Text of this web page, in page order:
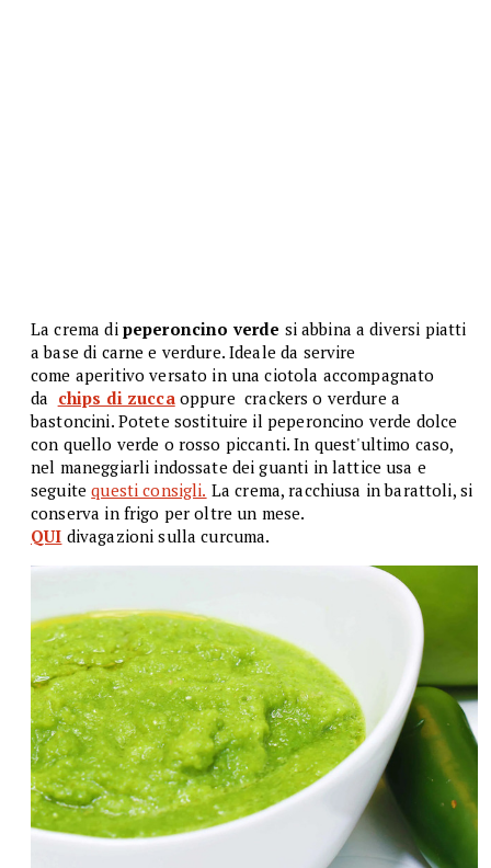
La crema di peperoncino verde si abbina a diversi piatti
a base di carne e verdure. Ideale da servire
come aperitivo versato in una ciotola accompagnato
da chips di zuccaoppure crackers o verdure a
bastoncini. Potete sostituire il peperoncino verde dolce
con quello verde o rosso piccanti. In quest'ultimo caso,
nel maneggiarli indossate dei guanti in lattice usa e
seguitequesti consigli. La crema, racchiusa in barattoli, si
conserva in frigo per oltre un mese.
QUI divagazioni sulla curcuma.